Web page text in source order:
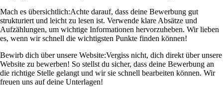
Mach es übersichtlich:Achte darauf, dass deine Bewerbung gut
strukturiert und leicht zu lesen ist. Verwende klare Absätze und
Aufzählungen, um wichtige Informationen hervorzuheben. Wir lieben
es, wenn wir schnell die wichtigsten Punkte finden können!
Bewirb dich über unsere Website:Vergiss nicht, dich direkt über unsere
Website zu bewerben! So stellst du sicher, dass deine Bewerbung an
die richtige Stelle gelangt und wir sie schnell bearbeiten können. Wir
freuen uns auf deine Unterlagen!